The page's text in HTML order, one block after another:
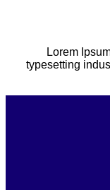
Lorem
typesetting